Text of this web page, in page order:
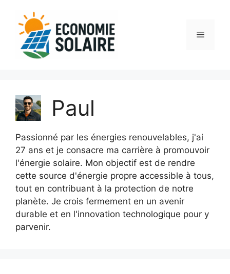
contenu
Menu
Paul
Passionné par les énergies renouvelables, j'ai
27 ans et je consacre ma carrière à promouvoir
l'énergie solaire. Mon objectif est de rendre
cette source d'énergie propre accessible à tous,
tout en contribuant à la protection de notre
planète. Je crois fermement en un avenir
durable et en l'innovation technologique pour y
parvenir.